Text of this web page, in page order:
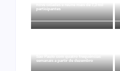
nove cidades e reúne mais de 7,3 mil
participantes
semanais a partir de dezembro